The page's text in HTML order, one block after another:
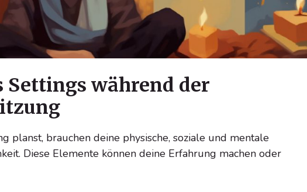
Settings während der
planst, brauchen deine physische, soziale und mentale
Diese Elemente können deine Erfahrung machen oder